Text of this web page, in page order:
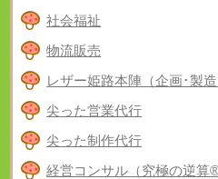
社会福祉
物流販売
レザー姫路本陣（企画･製造
尖った営業代行
尖った制作代行
経営コンサル（究極の逆算®